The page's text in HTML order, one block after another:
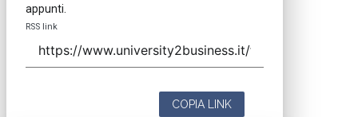
appunti.
RSS link
COPIA LINK